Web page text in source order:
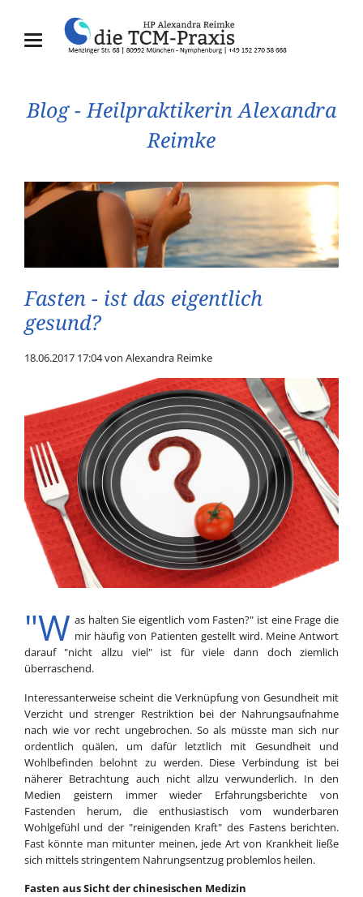
Blog - Heilpraktikerin Alexandra
Reimke
Fasten - ist das eigentlich
gesund?
18.06.2017 17:04von Alexandra Reimke
"W as halten Sie eigentlich vom Fasten?" ist eine Frage die
mir häufig von Patienten gestellt wird. Meine Antwort
darauf "nicht allzu viel" ist für viele dann doch ziemlich
überraschend.
Interessanterweise scheint die Verknüpfung von Gesundheit mit
Verzicht und strenger Restriktion bei der Nahrungsaufnahme
nach wie vor recht ungebrochen. So als müsste man sich nur
ordentlich quälen, um dafür letztlich mit Gesundheit und
Wohlbefinden belohnt zu werden. Diese Verbindung ist bei
näherer Betrachtung auch nicht allzu verwunderlich. In den
Medien geistern immer wieder Erfahrungsberichte von
Fastenden herum, die enthusiastisch vom wunderbaren
Wohlgefühl und der "reinigenden Kraft" des Fastens berichten.
Fast könnte man mitunter meinen, jede Art von Krankheit ließe
sich mittels stringentem Nahrungsentzug problemlos heilen.
Fasten aus Sicht der chinesischen Medizin